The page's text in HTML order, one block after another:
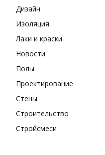
Дизайн
Изоляция
Лаки и краски
Новости
Полы
Проектирование
Стены
Строительство
Стройсмеси